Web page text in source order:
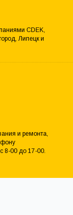
CDEK,
Липецк и
и ремонта,
8-00 до 17-00.